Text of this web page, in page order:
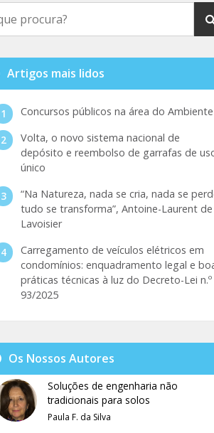
Artigos mais lidos
Concursos públicos na área do Ambiente
Volta, o novo sistema nacional de
depósito e reembolso de garrafas de
único
“Na Natureza, nada se cria, nada se
tudo se transforma”, Antoine-Laurent de
Lavoisier
Carregamento de veículos elétricos em
condomínios: enquadramento legal e
práticas técnicas à luz do Decreto-Lei n.º
93/2025
Os Nossos Autores
Soluções de engenharia não
tradicionais para solos
Paula F. da Silva